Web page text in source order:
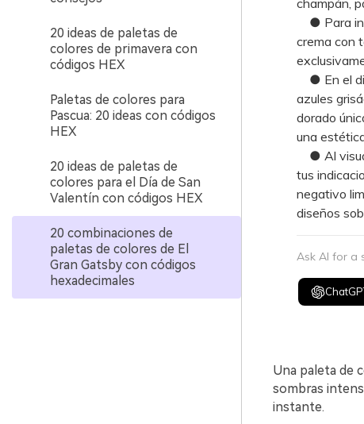
20 ideas de paletas de
colores de primavera con
códigos HEX
Paletas de colores para
Pascua: 20 ideas con códigos
HEX
20 ideas de paletas de
colores para el Día de San
Valentín con códigos HEX
20 combinaciones de
paletas de colores de El
Gran Gatsby con códigos
hexadecimales
champán,
● Para
crema con
● En el
azules
dorado
una
● Al
tus
negativo
diseños
Ask AI for a
Una paleta de
sombras
instante.